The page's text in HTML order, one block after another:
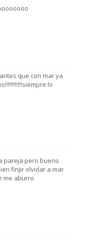
que con mar ya
lo
pareja pero bueno
finjir olvidar a mar
me aburro